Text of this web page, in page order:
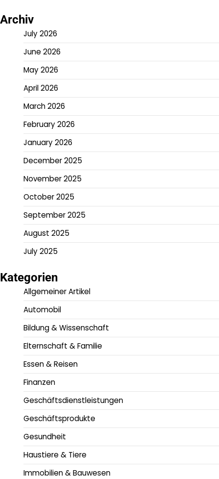
Archiv
July 2026
June 2026
May 2026
April 2026
March 2026
February 2026
January 2026
December 2025
November 2025
October 2025
September 2025
August 2025
July 2025
Kategorien
Allgemeiner Artikel
Automobil
Bildung & Wissenschaft
Elternschaft & Familie
Essen & Reisen
Finanzen
Geschäftsdienstleistungen
Geschäftsprodukte
Gesundheit
Haustiere & Tiere
Immobilien & Bauwesen